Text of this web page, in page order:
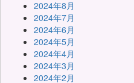
2024年8月
2024年7月
2024年6月
2024年5月
2024年4月
2024年3月
2024年2月